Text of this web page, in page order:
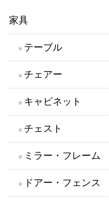
家具
テーブル
チェアー
キャビネット
チェスト
ミラー・フレーム
ドアー・フェンス